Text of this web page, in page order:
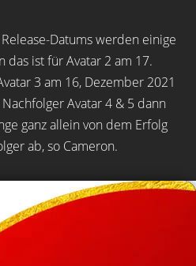
Datums werden einige
das ist für Avatar 2 am 17.
3 am 16, Dezember 2021
Avatar 4 & 5 dann
ganz allein von dem Erfolg
ab, so Cameron.